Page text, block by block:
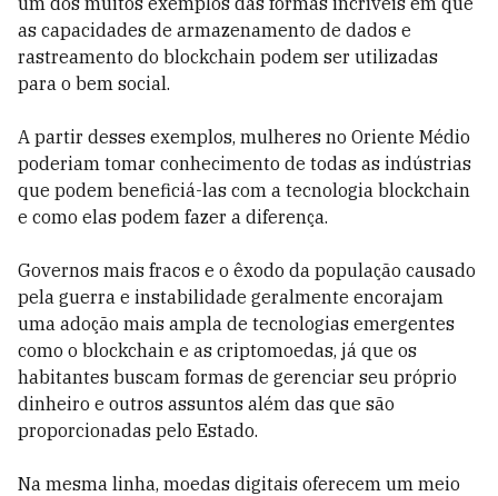
as capacidades de armazenamento de dados e
rastreamento do blockchain podem ser utilizadas
para o bem social.
A partir desses exemplos, mulheres no Oriente Médio
poderiam tomar conhecimento de todas as indústrias
que podem beneficiá-las com a tecnologia blockchain
e como elas podem fazer a diferença.
Governos mais fracos e o êxodo da população causado
pela guerra e instabilidade geralmente encorajam
uma adoção mais ampla de tecnologias emergentes
como o blockchain e as criptomoedas, já que os
habitantes buscam formas de gerenciar seu próprio
dinheiro e outros assuntos além das que são
proporcionadas pelo Estado.
Na mesma linha, moedas digitais oferecem um meio